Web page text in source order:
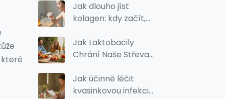
které
Jak dlouho jíst
kolagen: kdy začít,
kdy uvidíte výsledky
Jak Laktobacily
Chrání Naše Střeva
Jak účinně léčit
kvasinkovou infekci